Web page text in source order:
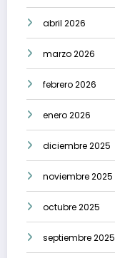
abril 2026
marzo 2026
febrero 2026
enero 2026
diciembre 2025
noviembre 2025
octubre 2025
septiembre 2025